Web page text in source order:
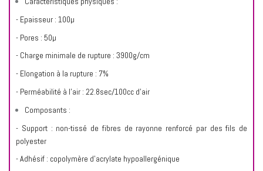
- Epaisseur : 100µ
- Pores : 50µ
- Charge minimale de rupture : 3900g/cm
- Elongation à la rupture : 7%
- Perméabilité à l’air : 22.8sec/100cc d’air
Composants :
- Support : non-tissé de fibres de rayonne renforcé par des fils de
polyester
- Adhésif : copolymère d’acrylate hypoallergénique